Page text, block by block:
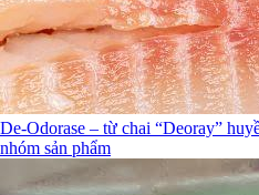
De-Odorase – từ chai “Deoray”
nhóm sản phẩm